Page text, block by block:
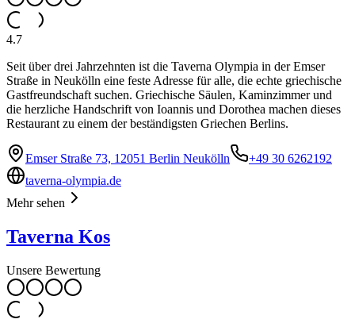
4.7
Seit über drei Jahrzehnten ist die Taverna Olympia in der Emser
Straße in Neukölln eine feste Adresse für alle, die echte griechische
Gastfreundschaft suchen. Griechische Säulen, Kaminzimmer und
die herzliche Handschrift von Ioannis und Dorothea machen dieses
Restaurant zu einem der beständigsten Griechen Berlins.
Emser Straße 73, 12051 Berlin Neukölln
+49 30 6262192
taverna-olympia.de
Mehr sehen
Taverna Kos
Unsere Bewertung